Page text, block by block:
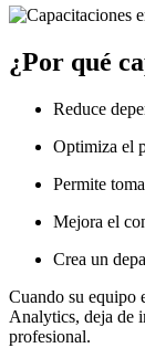
¿Por qué
Reduce
Optimiza el
Permite
Mejora el
Crea un
Cuando su equipo
Analytics, deja de
profesional.